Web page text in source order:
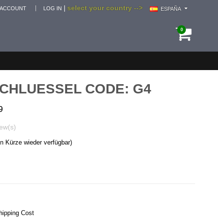
select your country --> ESPAÑA
LOG IN
0
CODE: G4
Kürze wieder verfügbar)
Cost